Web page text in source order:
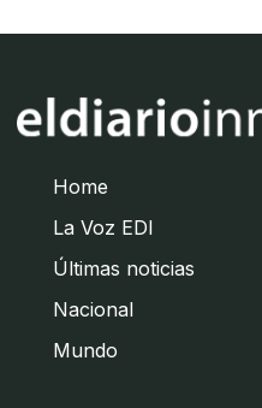
Home
La Voz EDI
Últimas noticias
Nacional
Mundo